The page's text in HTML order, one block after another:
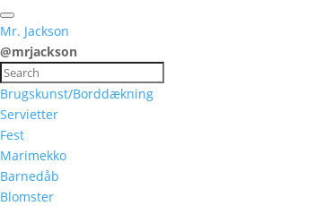
Mr. Jackson
@mrjackson
Brugskunst/Borddækning
Servietter
Fest
Marimekko
Barnedåb
Blomster